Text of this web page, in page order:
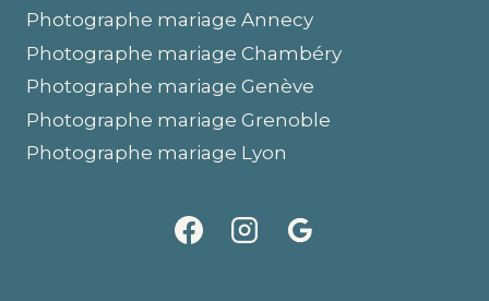
Photographe mariage Annecy
Photographe mariage Chambéry
Photographe mariage Genève
Photographe mariage Grenoble
Photographe mariage Lyon